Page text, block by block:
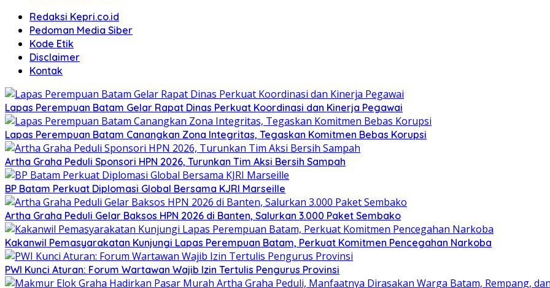
Redaksi Kepri.co.id
Pedoman Media Siber
Kode Etik
Disclaimer
Kontak
Lapas Perempuan Batam Gelar Rapat Dinas Perkuat Koordinasi dan Kinerja Pegawai
Lapas Perempuan Batam Canangkan Zona Integritas, Tegaskan Komitmen Bebas Korupsi
Artha Graha Peduli Sponsori HPN 2026, Turunkan Tim Aksi Bersih Sampah
BP Batam Perkuat Diplomasi Global Bersama KJRI Marseille
Artha Graha Peduli Gelar Baksos HPN 2026 di Banten, Salurkan 3.000 Paket Sembako
Kakanwil Pemasyarakatan Kunjungi Lapas Perempuan Batam, Perkuat Komitmen Pencegahan Narkoba
PWI Kunci Aturan: Forum Wartawan Wajib Izin Tertulis Pengurus Provinsi